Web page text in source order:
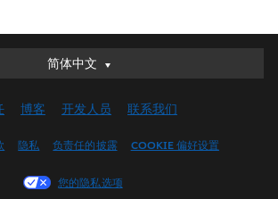
简体中文
简体中文
English (UK)
Français (Canada)
博客 开发人员 联系我们
隐私 负责任的披露 COOKIE 偏好设置
您的隐私选项